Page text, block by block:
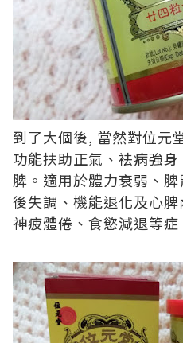
到了大個後, 當然對位元
功能扶助正氣、袪病強
脾。適用於體力衰弱、
後失調、機能退化及心
神疲體倦、食慾減退等症